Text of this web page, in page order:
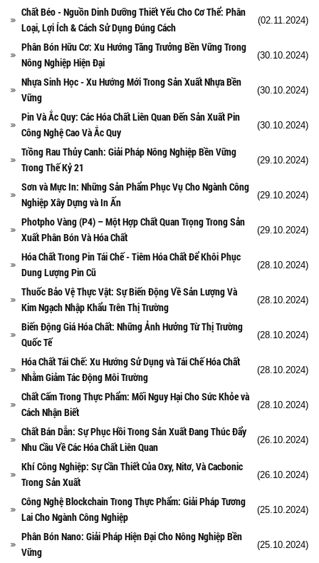
Chất Béo - Nguồn Dinh Dưỡng Thiết Yếu Cho Cơ Thể: Phân
Loại, Lợi Ích & Cách Sử Dụng Đúng Cách
(02.11.2024)
Phân Bón Hữu Cơ: Xu Hướng Tăng Trưởng Bền Vững Trong
Nông Nghiệp Hiện Đại
(30.10.2024)
Nhựa Sinh Học - Xu Hướng Mới Trong Sản Xuất Nhựa Bền
Vững
(30.10.2024)
Pin Và Ắc Quy: Các Hóa Chất Liên Quan Đến Sản Xuất Pin
Công Nghệ Cao Và Ắc Quy
(30.10.2024)
Trồng Rau Thủy Canh: Giải Pháp Nông Nghiệp Bền Vững
Trong Thế Kỷ 21
(29.10.2024)
Sơn và Mực In: Những Sản Phẩm Phục Vụ Cho Ngành Công
Nghiệp Xây Dựng và In Ấn
(29.10.2024)
Photpho Vàng (P4) – Một Hợp Chất Quan Trọng Trong Sản
Xuất Phân Bón Và Hóa Chất
(29.10.2024)
Hóa Chất Trong Pin Tái Chế - Tiêm Hóa Chất Để Khôi Phục
Dung Lượng Pin Cũ
(28.10.2024)
Thuốc Bảo Vệ Thực Vật: Sự Biến Động Về Sản Lượng Và
Kim Ngạch Nhập Khẩu Trên Thị Trường
(28.10.2024)
Biến Động Giá Hóa Chất: Những Ảnh Hưởng Từ Thị Trường
Quốc Tế
(28.10.2024)
Hóa Chất Tái Chế: Xu Hướng Sử Dụng và Tái Chế Hóa Chất
Nhằm Giảm Tác Động Môi Trường
(28.10.2024)
Chất Cấm Trong Thực Phẩm: Mối Nguy Hại Cho Sức Khỏe và
Cách Nhận Biết
(28.10.2024)
Chất Bán Dẫn: Sự Phục Hồi Trong Sản Xuất Đang Thúc Đẩy
Nhu Cầu Về Các Hóa Chất Liên Quan
(26.10.2024)
Khí Công Nghiệp: Sự Cần Thiết Của Oxy, Nitơ, Và Cacbonic
Trong Sản Xuất
(26.10.2024)
Công Nghệ Blockchain Trong Thực Phẩm: Giải Pháp Tương
Lai Cho Ngành Công Nghiệp
(25.10.2024)
Phân Bón Nano: Giải Pháp Hiện Đại Cho Nông Nghiệp Bền
Vững
(25.10.2024)